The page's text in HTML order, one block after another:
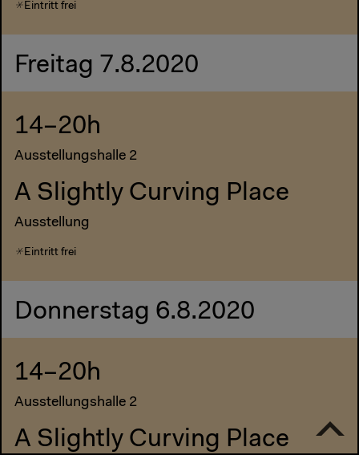
Eintritt frei
Freitag 7.8.2020
14–20h
Ausstellungshalle 2
A Slightly Curving Place
Ausstellung
Eintritt frei
Donnerstag 6.8.2020
14–20h
Ausstellungshalle 2
A Slightly Curving Place